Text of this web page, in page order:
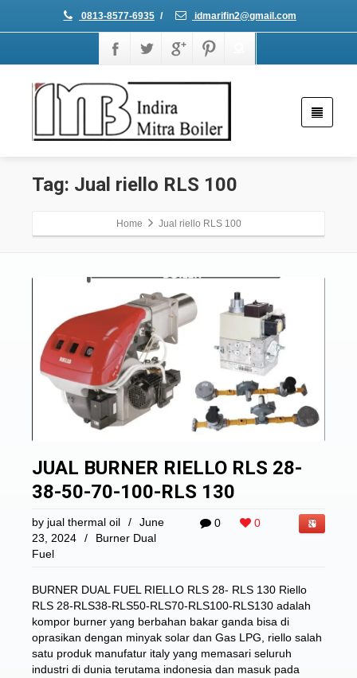
0813-8577-6935 / idmarifin2@gmail.com
Tag: Jual riello RLS 100
Home Jual riello RLS 100
JUAL BURNER RIELLO RLS 28-
38-50-70-100-RLS 130
0 0
by jual thermal oil /
June
23, 2024
/
Burner Dual
Fuel
BURNER DUAL FUEL RIELLO RLS 28- RLS 130 Riello
RLS 28-RLS38-RLS50-RLS70-RLS100-RLS130 adalah
kompor burner yang berbahan bakar ganda bisa di
oprasikan dengan minyak solar dan Gas LPG, riello salah
satu produk manufatur italy yang memasari seluruh
industri di dunia terutama indonesia dan masuk pada